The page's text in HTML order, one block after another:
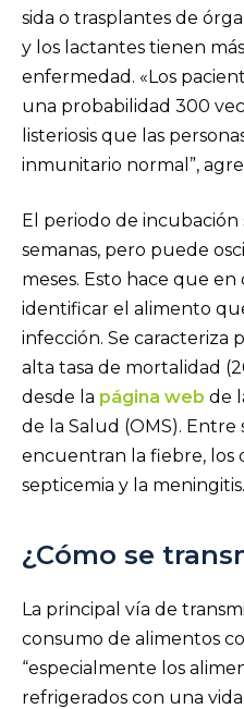
sida o trasplantes de
y los lactantes tienen
enfermedad. «Los
una probabilidad 300
listeriosis que las
inmunitario normal”,
El periodo de incubación
semanas, pero puede
meses. Esto hace que en
identificar el alimento
infección. Se caracteriza
alta tasa de mortalidad
desde la página web de
de la Salud (OMS). Entre
encuentran la fiebre, los
septicemia y la meningitis.
¿Cómo se
La principal vía de
consumo de alimentos
“especialmente los
refrigerados con una